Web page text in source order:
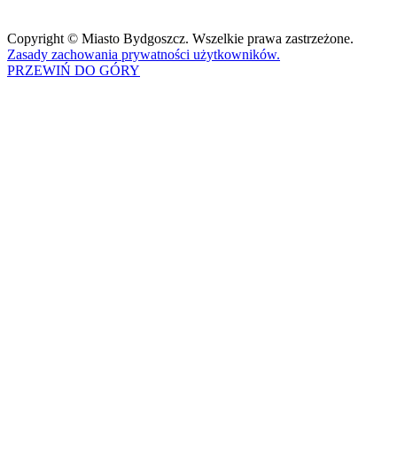
Copyright © Miasto Bydgoszcz. Wszelkie prawa zastrzeżone.
Zasady zachowania prywatności użytkowników.
PRZEWIŃ DO GÓRY